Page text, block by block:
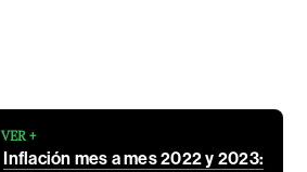
VER +
Inflación mes a mes 2022 y 2023: